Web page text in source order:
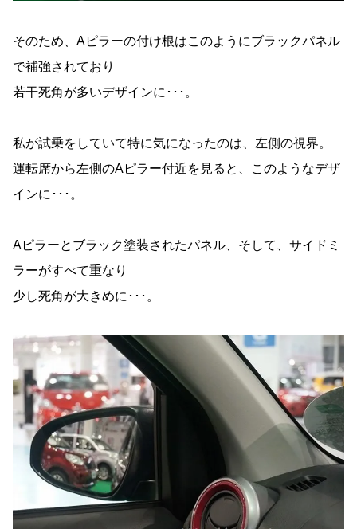
そのため、Aピラーの付け根はこのようにブラックパネル
で補強されており
若干死角が多いデザインに･･･。
私が試乗をしていて特に気になったのは、左側の視界。
運転席から左側のAピラー付近を見ると、このようなデザ
インに･･･。
Aピラーとブラック塗装されたパネル、そして、サイドミ
ラーがすべて重なり
少し死角が大きめに･･･。